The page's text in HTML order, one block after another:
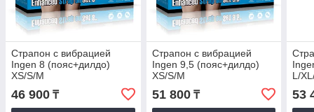
Страпон с вибрацией
Ingen 8 (пояс+дилдо)
XS/S/M
46 900 ₸
Страпон с вибрацией
Ingen 9,5 (пояс+дилдо)
XS/S/M
51 800₸
L/
53